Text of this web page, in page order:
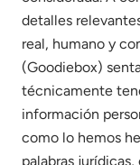
detalles
real, humano y
(Goodiebox)
técnicamente
información
como lo hemos
palabras